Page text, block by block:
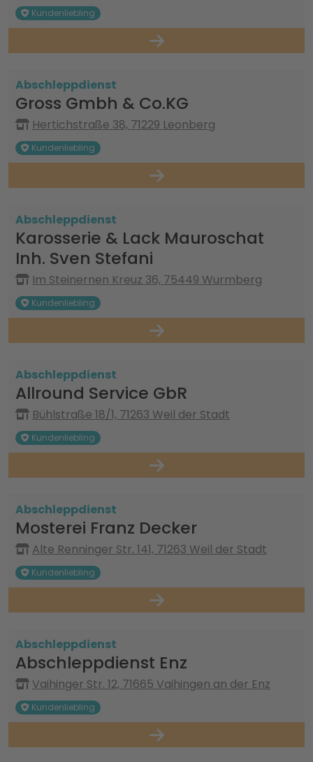
Kundenliebling
Abschleppdienst
Gross Gmbh & Co.KG
Hertichstraße 38, 71229 Leonberg
Kundenliebling
Abschleppdienst
Karosserie & Lack Mauroschat
Inh. Sven Stefani
Im Steinernen Kreuz 36, 75449 Wurmberg
Kundenliebling
Abschleppdienst
Allround Service GbR
Bühlstraße 18/1, 71263 Weil der Stadt
Kundenliebling
Abschleppdienst
Mosterei Franz Decker
Alte Renninger Str. 141, 71263 Weil der Stadt
Kundenliebling
Abschleppdienst
Abschleppdienst Enz
Vaihinger Str. 12, 71665 Vaihingen an der Enz
Kundenliebling